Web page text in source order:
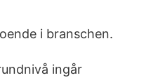
i branschen.
ingår